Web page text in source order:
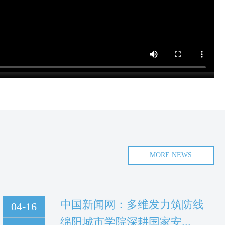
MORE NEWS
04-16
中国新闻网：多维发力筑防线
绵阳城市学院深耕国家安...